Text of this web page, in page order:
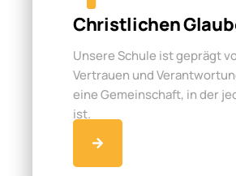
Christlichen
Unsere Schule ist geprägt
Vertrauen und
eine Gemeinschaft, in der
ist.